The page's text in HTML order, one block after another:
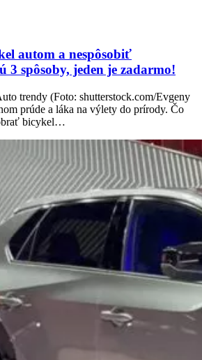
autom a nespôsobiť
3 spôsoby, jeden je zadarmo!
trendy (Foto: shutterstock.com/Evgeny
prúde a láka na výlety do prírody. Čo
bicykel…